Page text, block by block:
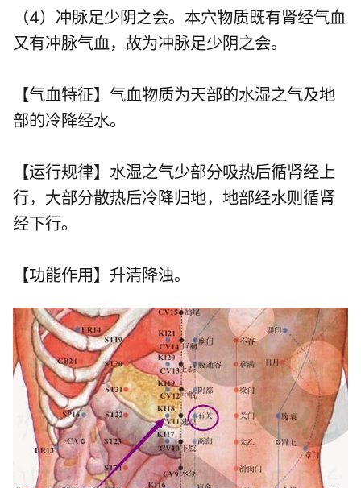
（4）冲脉足少阴之会。本穴物质既有肾经气血
又有冲脉气血，故为冲脉足少阴之会。
【气血特征】气血物质为天部的水湿之气及地
部的冷降经水。
【运行规律】水湿之气少部分吸热后循肾经上
行，大部分散热后冷降归地，地部经水则循肾
经下行。
【功能作用】升清降浊。